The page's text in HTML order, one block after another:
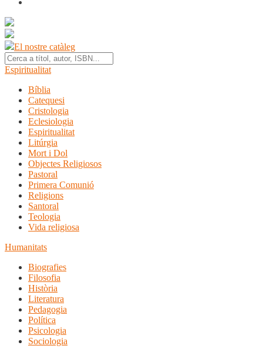
El nostre catàleg
Espiritualitat
Bíblia
Catequesi
Cristologia
Eclesiologia
Espiritualitat
Litúrgia
Mort i Dol
Objectes Religiosos
Pastoral
Primera Comunió
Religions
Santoral
Teologia
Vida religiosa
Humanitats
Biografies
Filosofia
Història
Literatura
Pedagogia
Política
Psicologia
Sociologia